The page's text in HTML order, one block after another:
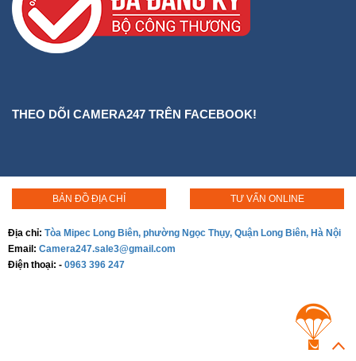
THEO DÕI CAMERA247 TRÊN FACEBOOK!
BẢN ĐỒ ĐỊA CHỈ TƯ VẤN ONLINE
Địa chỉ: Tòa Mipec Long Biên, phường Ngọc Thụy, Quận Long Biên, Hà Nội
Email: Camera247.sale3@gmail.com
Điện thoại: - 0963 396 247